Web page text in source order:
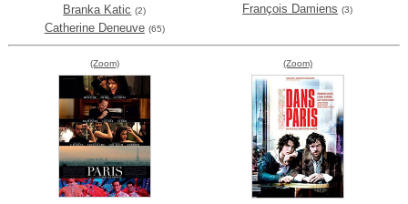
Branka Katic (2)
Catherine Deneuve (65)
François Damiens (3)
(Zoom) (Zoom)